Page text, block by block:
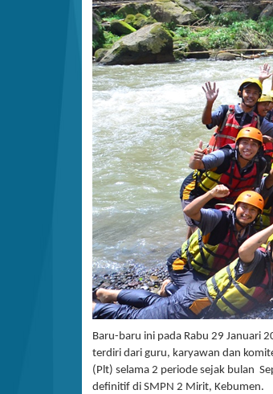
Baru-baru ini pada Rabu 29 Januari
terdiri dari guru, karyawan dan
(Plt) selama 2 periode sejak bulan
definitif di SMPN 2 Mirit, Kebumen.